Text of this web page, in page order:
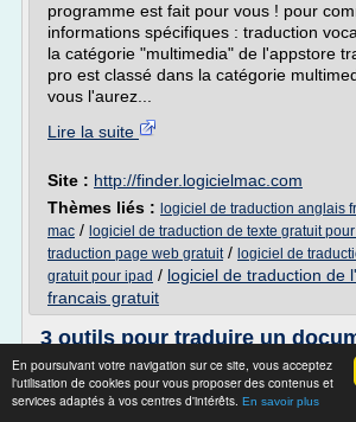
En poursuivant votre navigation sur ce site, vous acceptez
l'utilisation de cookies pour vous proposer des contenus et
services adaptés à vos centres d'intérêts. En savoir plus
programme est fait pour vous ! pour
informations spécifiques : traduction
la catégorie "multimedia" de l'appstore
pro est classé dans la catégorie
vous l'aurez...
Lire la suite
Site : http://finder.logicielmac.com
Thèmes liés : logiciel de traduction anglais
mac / logiciel de traduction de texte gratuit
traduction page web gratuit/ logiciel de
gratuit pour ipad / logiciel de traduction de
francais gratuit
3 outils pour traduire un
- Blog du ...
3 outils pour traduire un document en